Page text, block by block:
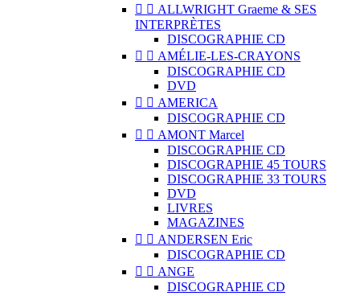
  ALLWRIGHT Graeme & SES
INTERPRÈTES
DISCOGRAPHIE CD
  AMÉLIE-LES-CRAYONS
DISCOGRAPHIE CD
DVD
  AMERICA
DISCOGRAPHIE CD
  AMONT Marcel
DISCOGRAPHIE CD
DISCOGRAPHIE 45 TOURS
DISCOGRAPHIE 33 TOURS
DVD
LIVRES
MAGAZINES
  ANDERSEN Eric
DISCOGRAPHIE CD
  ANGE
DISCOGRAPHIE CD